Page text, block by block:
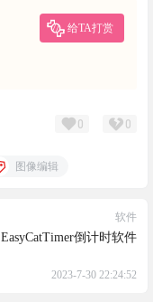
给TA打赏
0 0
图像编辑
软件
EasyCatTimer倒计时软件
2023-7-30 22:24:52